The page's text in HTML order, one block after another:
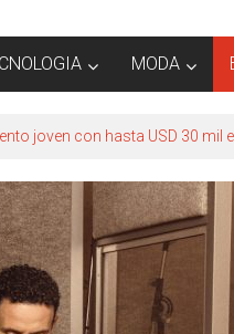
MODA
joven con hasta USD 30